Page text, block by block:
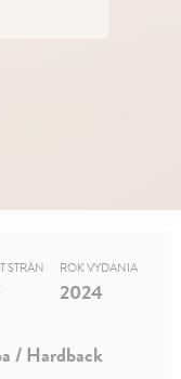
STRÁN ROK VYDANIA
2024
/ Hardback